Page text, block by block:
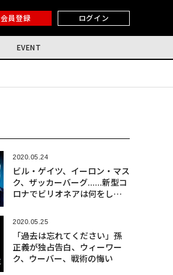
会員登録 ログイン
EVENT
2020.05.24
ビル・ゲイツ、イーロン・マス
ク、ザッカーバーグ......新型コ
ロナでビリオネアは何をし
2020.05.25
「過去は忘れてください」孫
正義が独占告白、ウィーワー
ク、ウーバー、戦術の悔い